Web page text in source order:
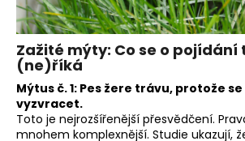
Zažité mýty: Co se o pojídání
(ne)říká
Mýtus č. 1: Pes žere trávu, protože
vyzvracet.
Toto je nejrozšířenější přesvědčení.
mnohem komplexnější. Studie ukazují,
HLEDAT
D
o